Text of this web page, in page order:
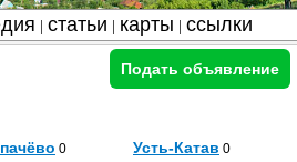
статьи карты ссылки
Подать объявление
0 Усть-Катав 0